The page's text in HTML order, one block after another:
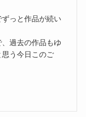
っと作品が続い
過去の作品もゆ
う今日このご